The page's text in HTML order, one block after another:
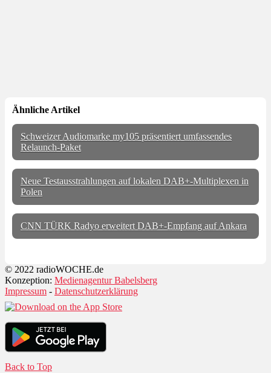
Ähnliche Artikel
Schweizer Audiomarke my105 präsentiert umfassendes
Relaunch-Paket
Neue Testausstrahlungen auf lokalen DAB+-Multiplexen in
Polen
CNN TÜRK Radyo erweitert DAB+-Empfang auf Ankara
© 2022 radioWOCHE.de
Konzeption: Medienagentur Babelsberg
Impressum - Datenschutzerklärung
Back to Top